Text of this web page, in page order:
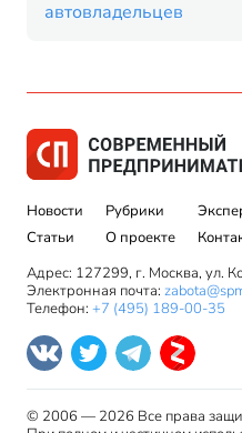
автовладельцев
Новости
Статьи
Рубрики
О проекте
Адрес: 127299, г. Москва, ул.
Электронная почта:
Телефон: +7 (495) 189-00-35
© 2006 — 2026 Все права